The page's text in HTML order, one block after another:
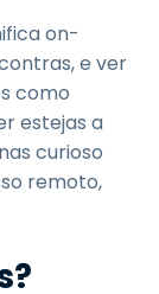
on-
e ver
como
estejas a
curioso
remoto,